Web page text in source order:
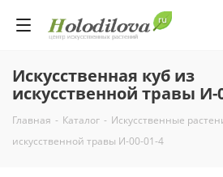
Искусственная куб из
искусственной травы И-
Главная - Каталог - Искусственные
искусственной травы И-00-01-4